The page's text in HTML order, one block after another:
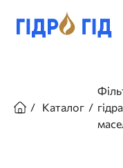
основного
Каталог